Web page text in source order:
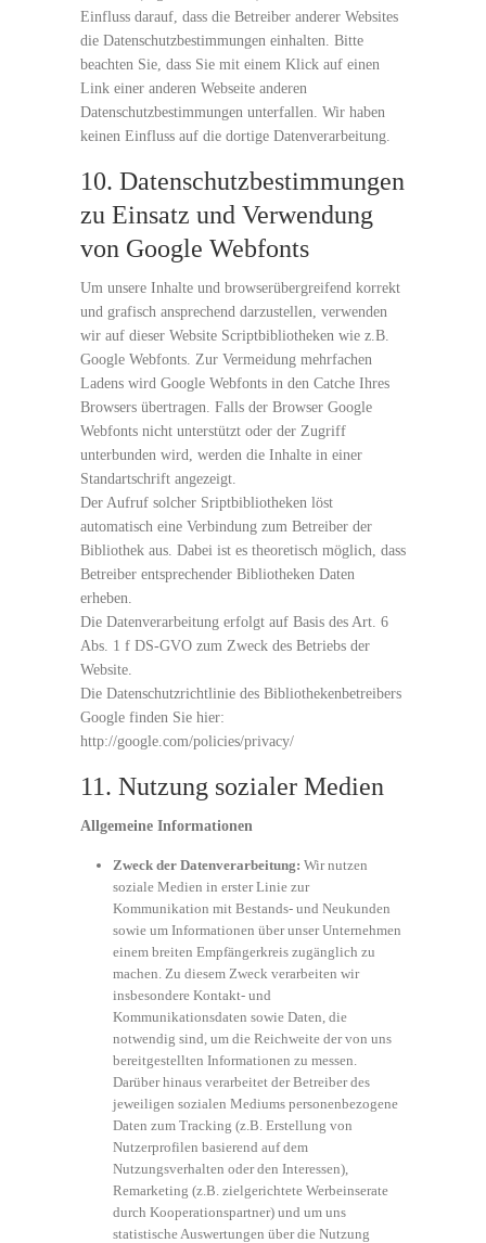
Einfluss darauf, dass die Betreiber anderer Websites
die Datenschutzbestimmungen einhalten. Bitte
beachten Sie, dass Sie mit einem Klick auf einen
Link einer anderen Webseite anderen
Datenschutzbestimmungen unterfallen. Wir haben
keinen Einfluss auf die dortige Datenverarbeitung.
10. Datenschutzbestimmungen
zu Einsatz und Verwendung
von Google Webfonts
Um unsere Inhalte und browserübergreifend korrekt
und grafisch ansprechend darzustellen, verwenden
wir auf dieser Website Scriptbibliotheken wie z.B.
Google Webfonts. Zur Vermeidung mehrfachen
Ladens wird Google Webfonts in den Catche Ihres
Browsers übertragen. Falls der Browser Google
Webfonts nicht unterstützt oder der Zugriff
unterbunden wird, werden die Inhalte in einer
Standartschrift angezeigt.
Der Aufruf solcher Sriptbibliotheken löst
automatisch eine Verbindung zum Betreiber der
Bibliothek aus. Dabei ist es theoretisch möglich, dass
Betreiber entsprechender Bibliotheken Daten
erheben.
Die Datenverarbeitung erfolgt auf Basis des Art. 6
Abs. 1 f DS-GVO zum Zweck des Betriebs der
Website.
Die Datenschutzrichtlinie des Bibliothekenbetreibers
Google finden Sie hier:
http://google.com/policies/privacy/
11. Nutzung sozialer Medien
Allgemeine Informationen
Zweck der Datenverarbeitung: Wir nutzen
soziale Medien in erster Linie zur
Kommunikation mit Bestands- und Neukunden
sowie um Informationen über unser Unternehmen
einem breiten Empfängerkreis zugänglich zu
machen. Zu diesem Zweck verarbeiten wir
insbesondere Kontakt- und
Kommunikationsdaten sowie Daten, die
notwendig sind, um die Reichweite der von uns
bereitgestellten Informationen zu messen.
Darüber hinaus verarbeitet der Betreiber des
jeweiligen sozialen Mediums personenbezogene
Daten zum Tracking (z.B. Erstellung von
Nutzerprofilen basierend auf dem
Nutzungsverhalten oder den Interessen),
Remarketing (z.B. zielgerichtete Werbeinserate
durch Kooperationspartner) und um uns
statistische Auswertungen über die Nutzung